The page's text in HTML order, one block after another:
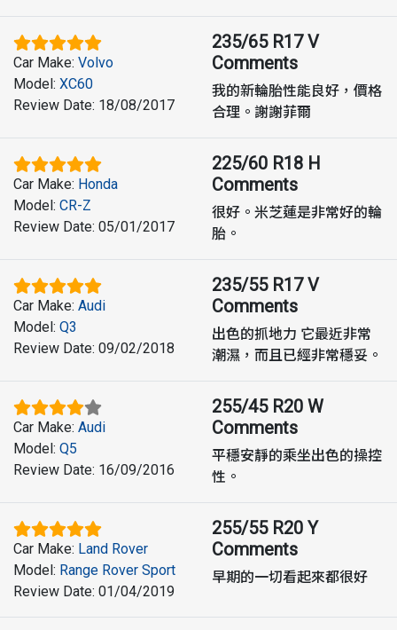
Car Make: Volvo
Model: XC60
Review Date: 18/08/2017
235/65 R17 V
Comments
我的新輪胎性能良好，價格
合理。謝謝菲爾
Car Make: Honda
Model: CR-Z
Review Date: 05/01/2017
225/60 R18 H
Comments
很好。米芝蓮是非常好的輪
胎。
Car Make: Audi
Model: Q3
Review Date: 09/02/2018
235/55 R17 V
Comments
出色的抓地力 它最近非常
潮濕，而且已經非常穩妥。
Car Make: Audi
Model: Q5
Review Date: 16/09/2016
255/45 R20 W
Comments
平穩安靜的乘坐出色的操控
性。
Car Make: Land Rover
Model: Range Rover Sport
Review Date: 01/04/2019
255/55 R20 Y
Comments
早期的一切看起來都很好